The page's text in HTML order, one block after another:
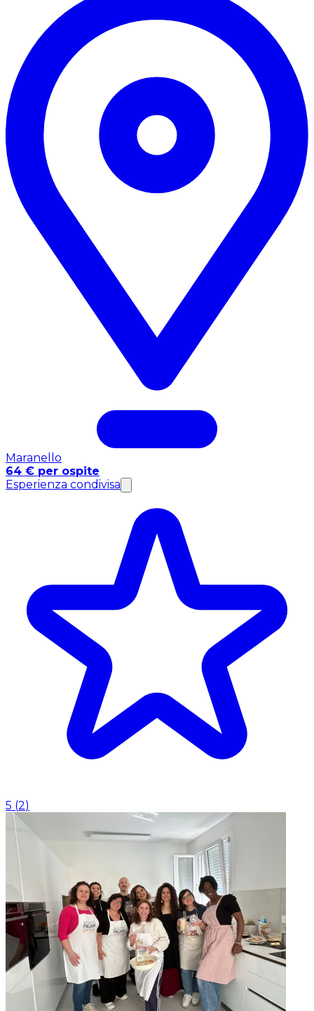
Maranello
64 € per ospite
Esperienza condivisa
5 (2)